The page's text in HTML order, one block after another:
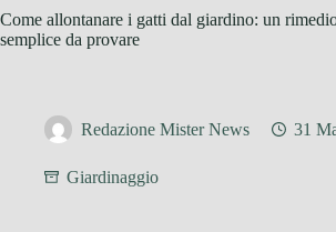
Come allontanare i gatti dal giardino: un
semplice da provare
Redazione Mister News 31
Giardinaggio